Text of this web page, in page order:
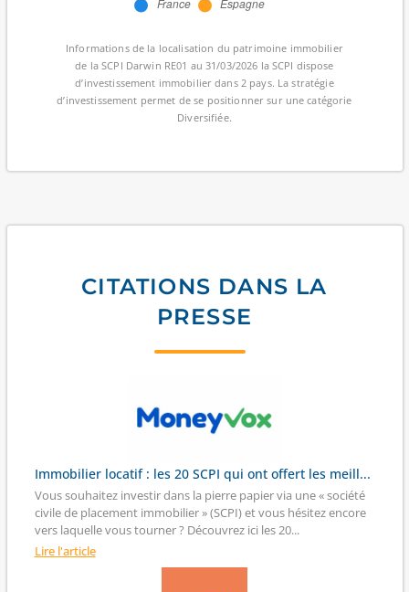
Informations de la localisation du patrimoine immobilier
de la SCPI Darwin RE01 au 31/03/2026 la SCPI dispose
d’investissement immobilier dans 2 pays. La stratégie
d’investissement permet de se positionner sur une catégorie
Diversifiée.
CITATIONS DANS LA
PRESSE
Immobilier locatif : les 20 SCPI qui ont offert les meill...
Vous souhaitez investir dans la pierre papier via une « société
civile de placement immobilier » (SCPI) et vous hésitez encore
vers laquelle vous tourner ? Découvrez ici les 20...
Lire l'article